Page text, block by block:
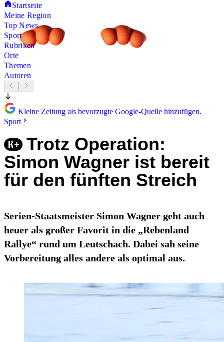
Startseite
Meine Region
Top News
Sport
Rubriken
Orte
Themen
Autoren
Kleine Zeitung als bevorzugte Google-Quelle hinzufügen.
Sport
Trotz Operation:
Simon Wagner ist bereit
für den fünften Streich
Serien-Staatsmeister Simon Wagner geht auch
heuer als großer Favorit in die „Rebenland
Rallye“ rund um Leutschach. Dabei sah seine
Vorbereitung alles andere als optimal aus.